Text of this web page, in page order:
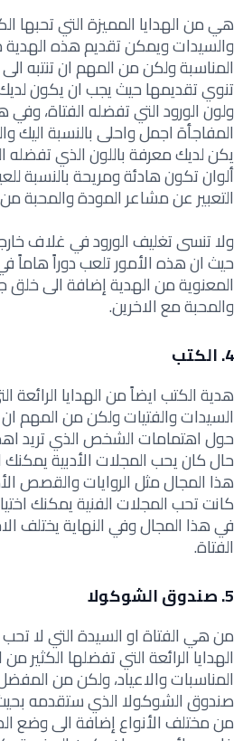
هي من الهدايا المميزة التي تحبها
والسيدات ويمكن تقديم هذه
المناسبة ولكن من المهم ان تنتبه الى
تنوي تقديمها حيث يجب ان يكون
ولون الورود التي تفضله الفتاة،
المفاجأة اجمل واحلى بالنسبة اليك
يكن لديك معرفة باللون الذي تفضله
ألوان تكون هادئة ومريحة بالنسبة
التعبير عن مشاعر المودة والمحبة
ولا تنسى تغليف الورود في غلاف
حيث ان هذه الأمور تلعب دوراً هاماً
المعنوية من الهدية إضافة الى خلق
والمحبة مع الاخرين.
4. الكتب
هدية الكتب ايضاً من الهدايا الرائعة
السيدات والفتيات ولكن من المهم
حول اهتمامات الشخص الذي تريد
حال كان يحب المجلات الأدبية
هذا المجال مثل الروايات والقصص
كانت تحب المجلات الفنية يمكنك
في هذا المجال وفي النهاية يختلف
الفتاة.
5. صندوق الشوكولا
من هي الفتاة او السيدة التي لا
الهدايا الرائعة التي تفضلها الكثير
المناسبات والاعياد، ولكن من
صندوق الشوكولا الذي ستقدمه
من مختلف الأنواع إضافة الى وضع